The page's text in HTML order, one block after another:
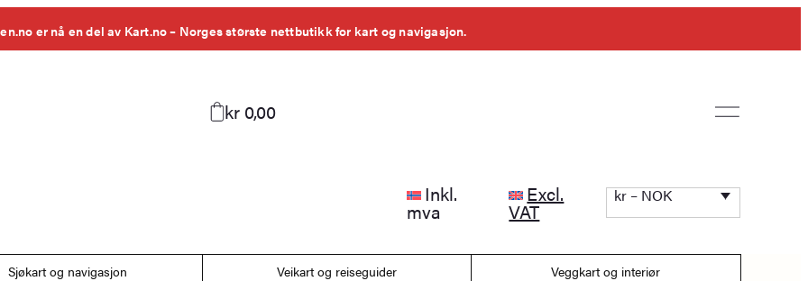
er nå en del av Kart.no – Norges største nettbutikk for kart og navigasjon.
kr 0,00
Inkl.
mva
Excl.
VAT
kr – NOK
Sjøkart og navigasjon Veikart og reiseguider Veggkart og interiør